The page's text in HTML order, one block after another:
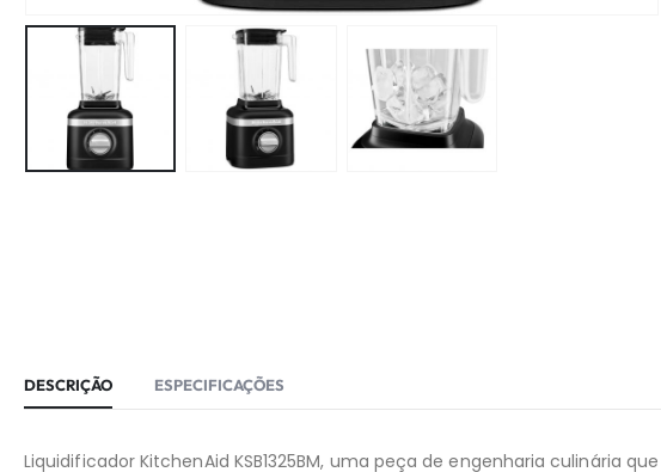
DESCRIÇÃO ESPECIFICAÇÕES
Liquidificador KitchenAid KSB1325BM, uma peça de engenharia culinária